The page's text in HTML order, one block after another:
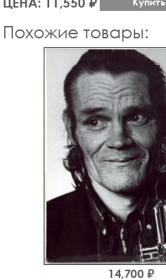
Похожие товары:
14,700 ₽